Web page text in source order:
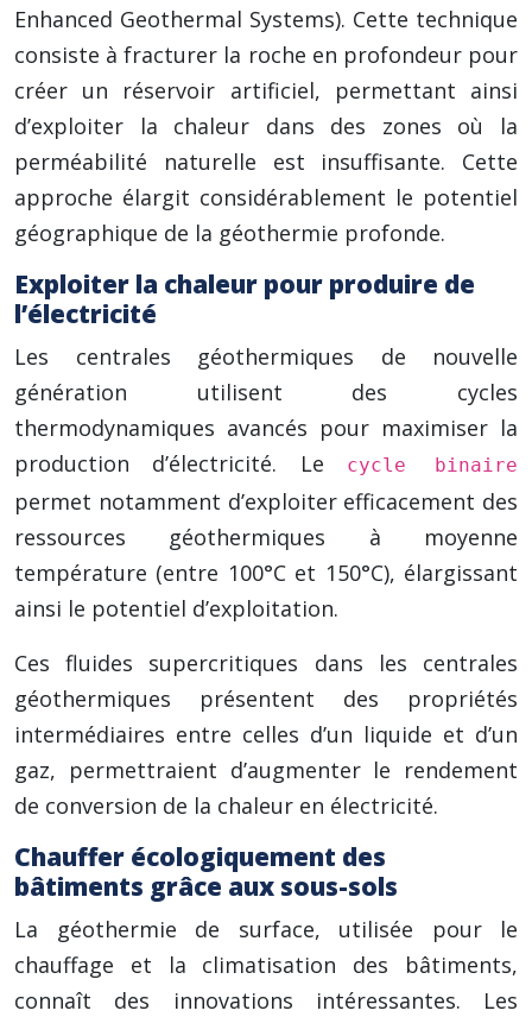
Enhanced Geothermal Systems). Cette technique
consiste à fracturer la roche en profondeur pour
créer un réservoir artificiel, permettant ainsi
d’exploiter la chaleur dans des zones où la
perméabilité naturelle est insuffisante. Cette
approche élargit considérablement le potentiel
géographique de la géothermie profonde.
Exploiter la chaleur pour produire de
l’électricité
Les centrales géothermiques de nouvelle
génération utilisent des cycles
thermodynamiques avancés pour maximiser la
production d’électricité. Le
cycle binaire
permet notamment d’exploiter efficacement des
ressources géothermiques à moyenne
température (entre 100°C et 150°C), élargissant
ainsi le potentiel d’exploitation.
Ces fluides supercritiques dans les centrales
géothermiques présentent des propriétés
intermédiaires entre celles d’un liquide et d’un
gaz, permettraient d’augmenter le rendement
de conversion de la chaleur en électricité.
Chauffer écologiquement des
bâtiments grâce aux sous-sols
La géothermie de surface, utilisée pour le
chauffage et la climatisation des bâtiments,
connaît des innovations intéressantes. Les